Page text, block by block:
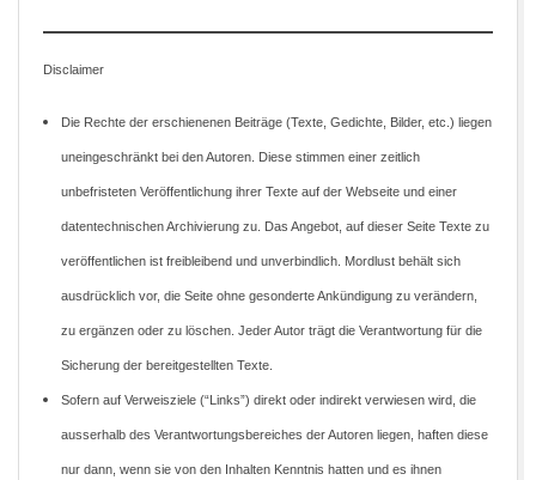
Disclaimer
Die Rechte der erschienenen Beiträge (Texte, Gedichte, Bilder, etc.) liegen
uneingeschränkt bei den Autoren. Diese stimmen einer zeitlich
unbefristeten Veröffentlichung ihrer Texte auf der Webseite und einer
datentechnischen Archivierung zu. Das Angebot, auf dieser Seite Texte zu
veröffentlichen ist freibleibend und unverbindlich. Mordlust behält sich
ausdrücklich vor, die Seite ohne gesonderte Ankündigung zu verändern,
zu ergänzen oder zu löschen. Jeder Autor trägt die Verantwortung für die
Sicherung der bereitgestellten Texte.
Sofern auf Verweisziele (“Links”) direkt oder indirekt verwiesen wird, die
ausserhalb des Verantwortungsbereiches der Autoren liegen, haften diese
nur dann, wenn sie von den Inhalten Kenntnis hatten und es ihnen